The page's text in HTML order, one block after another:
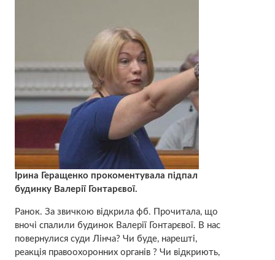
Ірина Геращенко прокоментувала підпал
будинку Валерії Гонтарєвої.
Ранок. За звичкою відкрила фб. Прочитала, що
вночі спалили будинок Валерії Гонтарєвої. В нас
повернулися суди Лінча? Чи буде, нарешті,
реакція правоохоронних органів ? Чи відкриють,